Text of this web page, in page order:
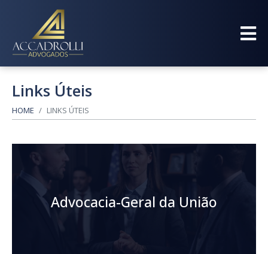
Links Úteis
HOME LINKS ÚTEIS
Advocacia-Geral da União